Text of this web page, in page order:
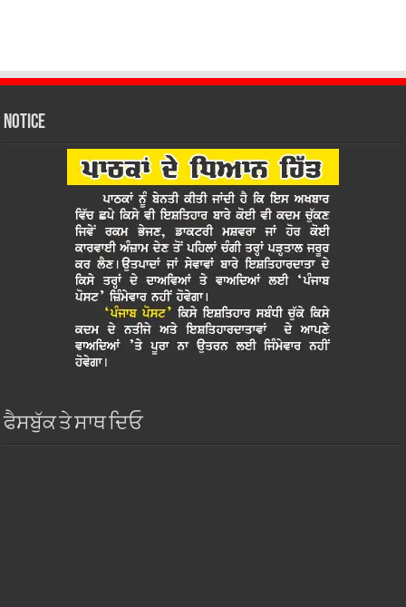
Notice
ਫੈਸਬੁੱਕ ਤੇ ਸਾਥ ਦਿਓ